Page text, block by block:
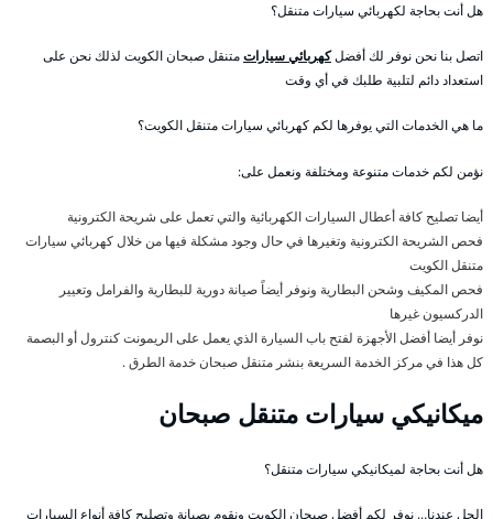
هل أنت بحاجة لكهربائي سيارات متنقل؟
اتصل بنا نحن نوفر لك أفضلكهربائي سياراتمتنقل صبحان الكويت لذلك نحن على
استعداد دائم لتلبية طلبك في أي وقت
ما هي الخدمات التي يوفرها لكم كهربائي سيارات متنقل الكويت؟
نؤمن لكم خدمات متنوعة ومختلفة ونعمل على:
أيضا تصليح كافة أعطال السيارات الكهربائية والتي تعمل على شريحة الكترونية
فحص الشريحة الكترونية وتغيرها في حال وجود مشكلة فيها من خلال كهربائي سيارات
متنقل الكويت
فحص المكيف وشحن البطارية ونوفر أيضاً صيانة دورية للبطارية والفرامل وتعيير
الدركسيون غيرها
نوفر أيضا أفضل الأجهزة لفتح باب السيارة الذي يعمل على الريمونت كنترول أو البصمة
كل هذا في مركز الخدمة السريعة بنشر متنقل صبحان خدمة الطرق .
ميكانيكي سيارات متنقل صبحان
هل أنت بحاجة لميكانيكي سيارات متنقل؟
الحل عندنا… نوفر لكم أفضل صبحان الكويت ونقوم بصيانة وتصليح كافة أنواع السيارات